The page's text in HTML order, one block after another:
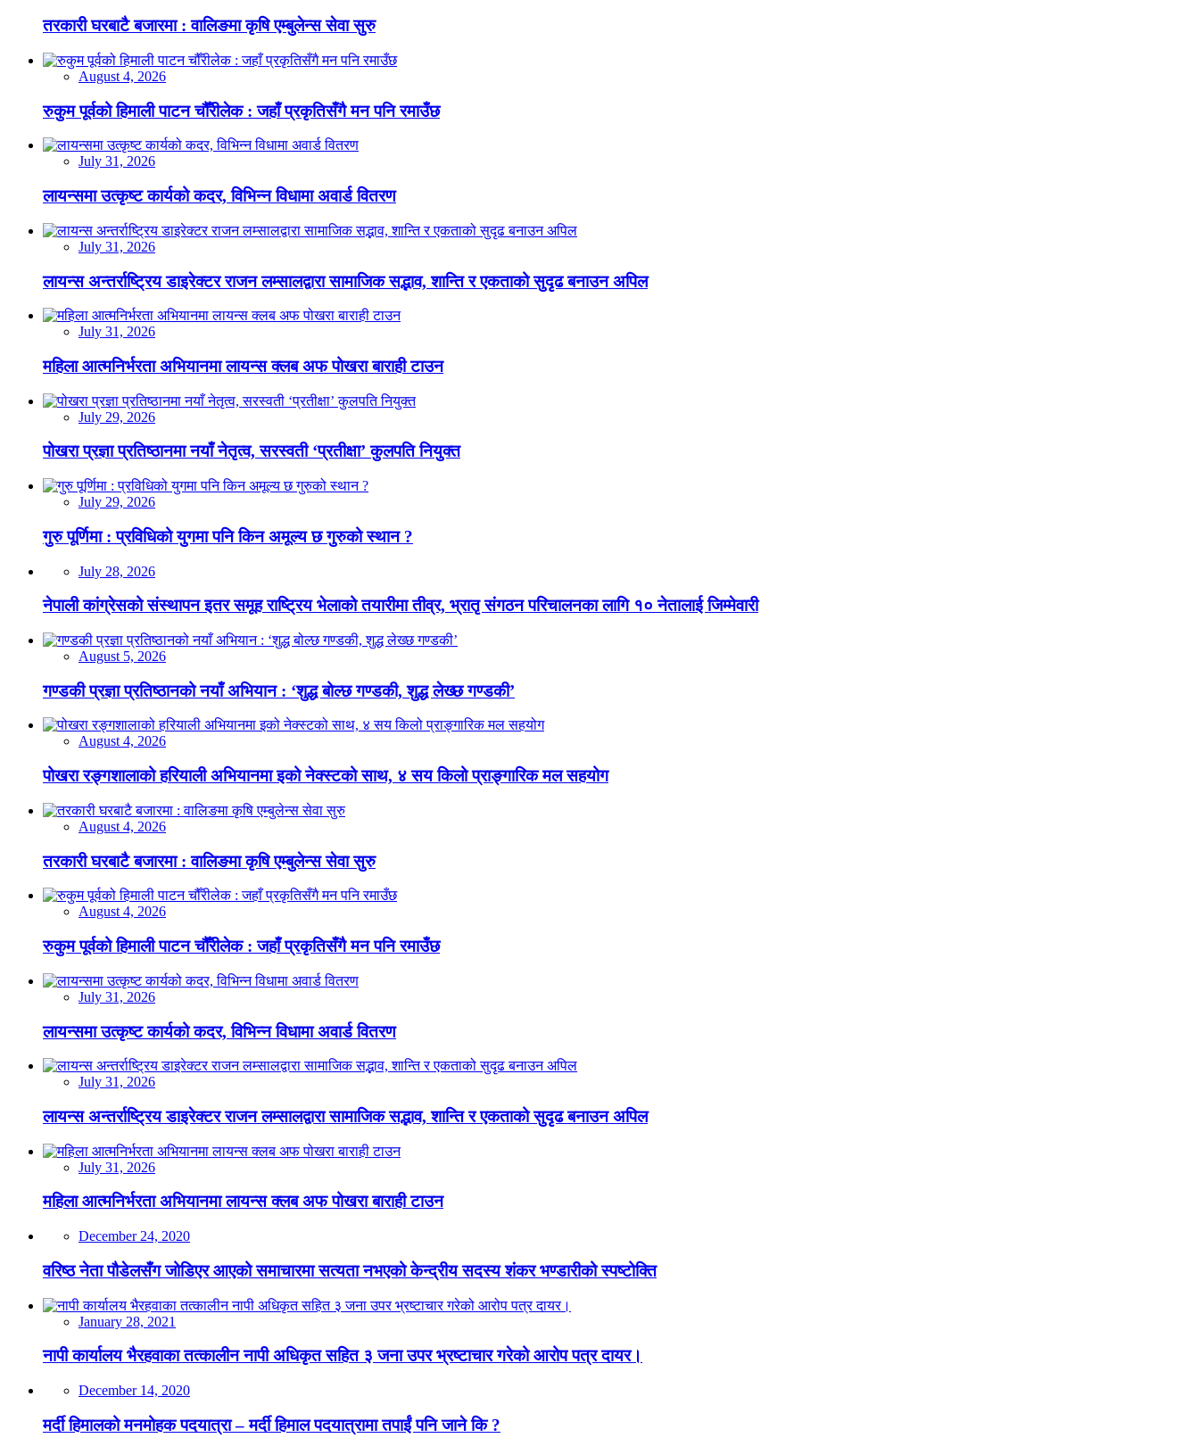
तरकारी घरबाटै बजारमा : वालिङमा कृषि एम्बुलेन्स सेवा सुरु
August 4, 2026
रुकुम पूर्वको हिमाली पाटन चौँरीलेक : जहाँ प्रकृतिसँगै मन पनि रमाउँछ
July 31, 2026
लायन्समा उत्कृष्ट कार्यको कदर, विभिन्न विधामा अवार्ड वितरण
July 31, 2026
लायन्स अन्तर्राष्ट्रिय डाइरेक्टर राजन लम्सालद्वारा सामाजिक सद्भाव, शान्ति र एकताको सुदृढ बनाउन अपिल
July 31, 2026
महिला आत्मनिर्भरता अभियानमा लायन्स क्लब अफ पोखरा बाराही टाउन
July 29, 2026
पोखरा प्रज्ञा प्रतिष्ठानमा नयाँ नेतृत्व, सरस्वती ‘प्रतीक्षा’ कुलपति नियुक्त
July 29, 2026
गुरु पूर्णिमा : प्रविधिको युगमा पनि किन अमूल्य छ गुरुको स्थान ?
July 28, 2026
नेपाली कांग्रेसको संस्थापन इतर समूह राष्ट्रिय भेलाको तयारीमा तीव्र, भ्रातृ संगठन परिचालनका लागि १० नेतालाई जिम्मेवारी
August 5, 2026
गण्डकी प्रज्ञा प्रतिष्ठानको नयाँ अभियान : ‘शुद्ध बोल्छ गण्डकी, शुद्ध लेख्छ गण्डकी’
August 4, 2026
पोखरा रङ्गशालाको हरियाली अभियानमा इको नेक्स्टको साथ, ४ सय किलो प्राङ्गारिक मल सहयोग
August 4, 2026
तरकारी घरबाटै बजारमा : वालिङमा कृषि एम्बुलेन्स सेवा सुरु
August 4, 2026
रुकुम पूर्वको हिमाली पाटन चौँरीलेक : जहाँ प्रकृतिसँगै मन पनि रमाउँछ
July 31, 2026
लायन्समा उत्कृष्ट कार्यको कदर, विभिन्न विधामा अवार्ड वितरण
July 31, 2026
लायन्स अन्तर्राष्ट्रिय डाइरेक्टर राजन लम्सालद्वारा सामाजिक सद्भाव, शान्ति र एकताको सुदृढ बनाउन अपिल
July 31, 2026
महिला आत्मनिर्भरता अभियानमा लायन्स क्लब अफ पोखरा बाराही टाउन
December 24, 2020
वरिष्ठ नेता पौडेलसँग जोडिएर आएको समाचारमा सत्यता नभएको केन्द्रीय सदस्य शंकर भण्डारीको स्पष्टोक्ति
January 28, 2021
नापी कार्यालय भैरहवाका तत्कालीन नापी अधिकृत सहित ३ जना उपर भ्रष्टाचार गरेको आरोप पत्र दायर।
December 14, 2020
मर्दी हिमालको मनमोहक पदयात्रा – मर्दी हिमाल पदयात्रामा तपाईं पनि जाने कि ?